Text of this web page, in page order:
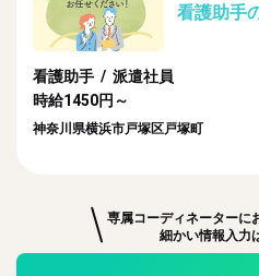
看護助手
看護助手 / 派遣社員
時給1450円～
神奈川県横浜市戸塚区戸塚町
専属コーディネーターに
細かい情報入力